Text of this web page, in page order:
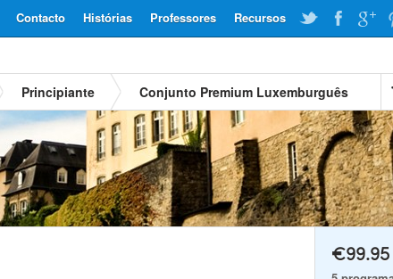
Recursos
Professores
Histórias
Contacto
Principiante Conjunto Premium Luxemburguês
€99.95